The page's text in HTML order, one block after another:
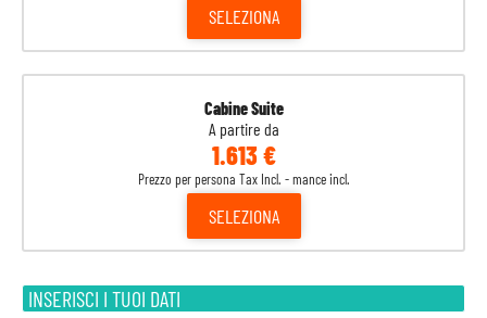
SELEZIONA
Cabine Suite
A partire da
1.613 €
Prezzo per persona Tax Incl. - mance incl.
SELEZIONA
INSERISCI I TUOI DATI